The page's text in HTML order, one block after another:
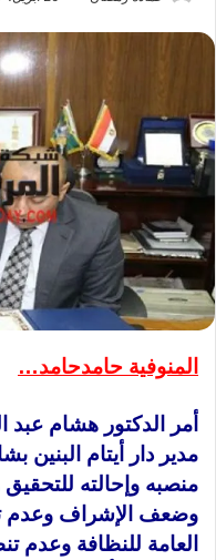
المنوفية حامدحامد…
أمر الدكتور هشام عبد
مدير دار أيتام البنين
منصبه وإحالته
وضعف الإشراف وعدم
العامة للنظافة وعدم